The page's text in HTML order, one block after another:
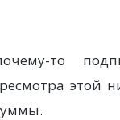
то